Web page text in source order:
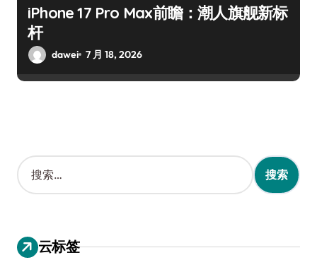
iPhone 17 Pro Max前瞻：潮人旗舰新标
杆
dawei 7 月 18, 2026
搜
索
：
云标签